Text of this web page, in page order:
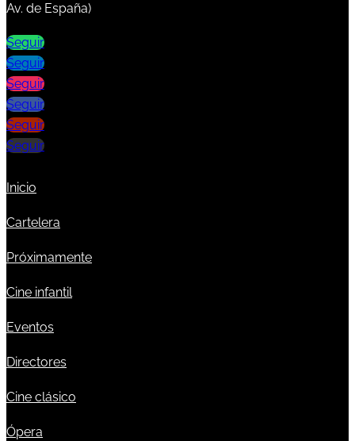
Av. de España)
Seguir
Seguir
Seguir
Seguir
Seguir
Seguir
Inicio
Cartelera
Próximamente
Cine infantil
Eventos
Directores
Cine clásico
Ópera